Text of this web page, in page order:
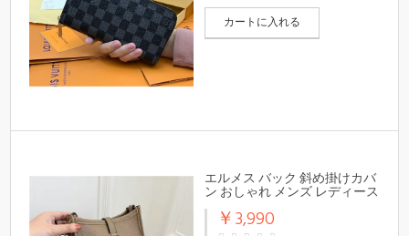
カートに入れる
エルメス バック 斜め掛けカバ
ン おしゃれ メンズ レディース
￥3,990